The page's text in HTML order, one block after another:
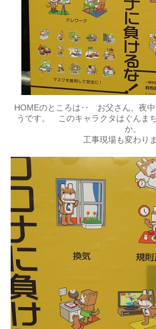
HOMEのところは‥ お父さん、夜中
うです。 このキャラクタはぐんま
か。
工事現場も変わり